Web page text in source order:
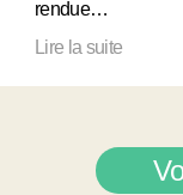
rendue…
Lire la suite